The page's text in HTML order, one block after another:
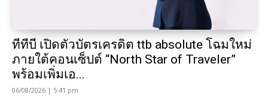
ทีทีบี เปิดตัวบัตรเครดิต ttb absolute โฉมใหม่
ภายใต้คอนเซ็ปต์ “North Star of Traveler”
พร้อมเพิ่มเอ...
06/08/2026 | 5:41 pm